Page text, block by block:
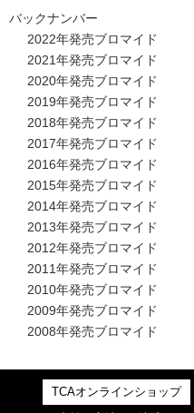
バックナンバー
2022年発売ブロマイド
2021年発売ブロマイド
2020年発売ブロマイド
2019年発売ブロマイド
2018年発売ブロマイド
2017年発売ブロマイド
2016年発売ブロマイド
2015年発売ブロマイド
2014年発売ブロマイド
2013年発売ブロマイド
2012年発売ブロマイド
2011年発売ブロマイド
2010年発売ブロマイド
2009年発売ブロマイド
2008年発売ブロマイド
TCAオンラインショップ
宝塚クリエイティブアーツ
宝塚歌劇公式ホームページ